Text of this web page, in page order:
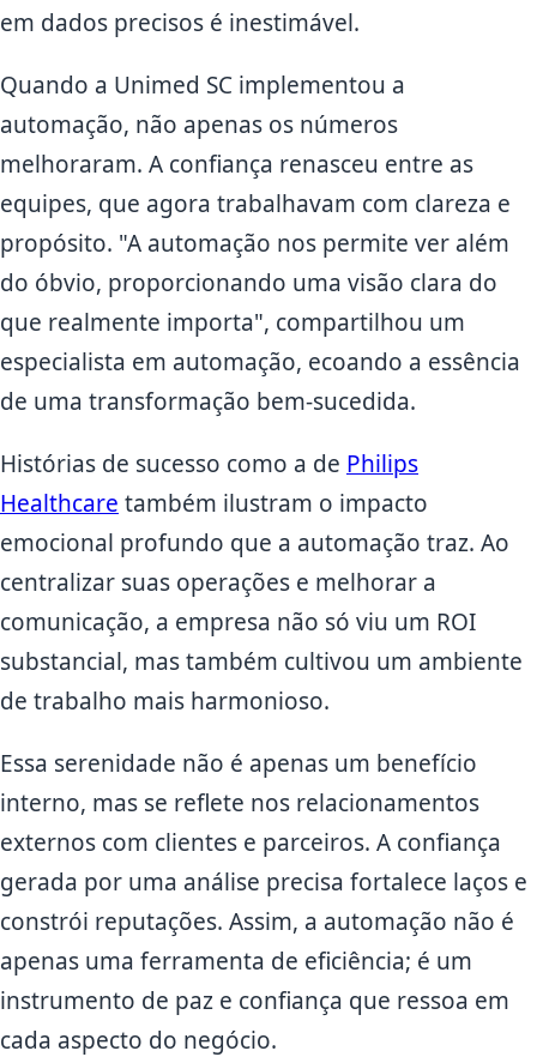
em dados precisos é inestimável.
Quando a Unimed SC implementou a
automação, não apenas os números
melhoraram. A confiança renasceu entre as
equipes, que agora trabalhavam com clareza e
propósito. "A automação nos permite ver além
do óbvio, proporcionando uma visão clara do
que realmente importa", compartilhou um
especialista em automação, ecoando a essência
de uma transformação bem-sucedida.
Histórias de sucesso como a de Philips
Healthcare também ilustram o impacto
emocional profundo que a automação traz. Ao
centralizar suas operações e melhorar a
comunicação, a empresa não só viu um ROI
substancial, mas também cultivou um ambiente
de trabalho mais harmonioso.
Essa serenidade não é apenas um benefício
interno, mas se reflete nos relacionamentos
externos com clientes e parceiros. A confiança
gerada por uma análise precisa fortalece laços e
constrói reputações. Assim, a automação não é
apenas uma ferramenta de eficiência; é um
instrumento de paz e confiança que ressoa em
cada aspecto do negócio.